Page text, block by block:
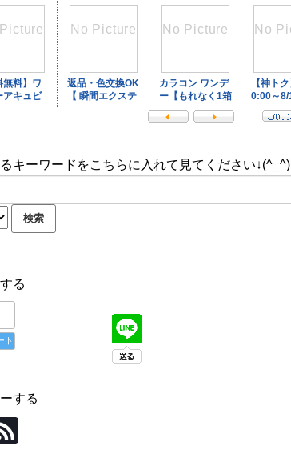
キーワードをこちらに入れて見てください↓(^_^)
る
ト
する